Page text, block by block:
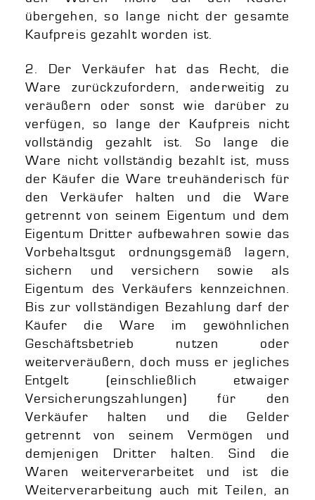
übergehen, so lange nicht der gesamte
Kaufpreis gezahlt worden ist.
2. Der Verkäufer hat das Recht, die
Ware zurückzufordern, anderweitig zu
veräußern oder sonst wie darüber zu
verfügen, so lange der Kaufpreis nicht
vollständig gezahlt ist. So lange die
Ware nicht vollständig bezahlt ist, muss
der Käufer die Ware treuhänderisch für
den Verkäufer halten und die Ware
getrennt von seinem Eigentum und dem
Eigentum Dritter aufbewahren sowie das
Vorbehaltsgut ordnungsgemäß lagern,
sichern und versichern sowie als
Eigentum des Verkäufers kennzeichnen.
Bis zur vollständigen Bezahlung darf der
Käufer die Ware im gewöhnlichen
Geschäftsbetrieb nutzen oder
weiterveräußern, doch muss er jegliches
Entgelt (einschließlich etwaiger
Versicherungszahlungen) für den
Verkäufer halten und die Gelder
getrennt von seinem Vermögen und
demjenigen Dritter halten. Sind die
Waren weiterverarbeitet und ist die
Weiterverarbeitung auch mit Teilen, an